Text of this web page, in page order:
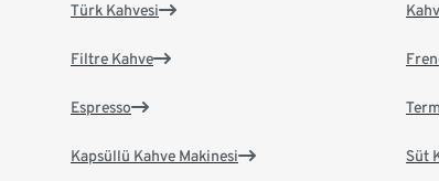
Türk Kahvesi
Filtre Kahve
Espresso
Kapsüllü Kahve Makinesi Süt